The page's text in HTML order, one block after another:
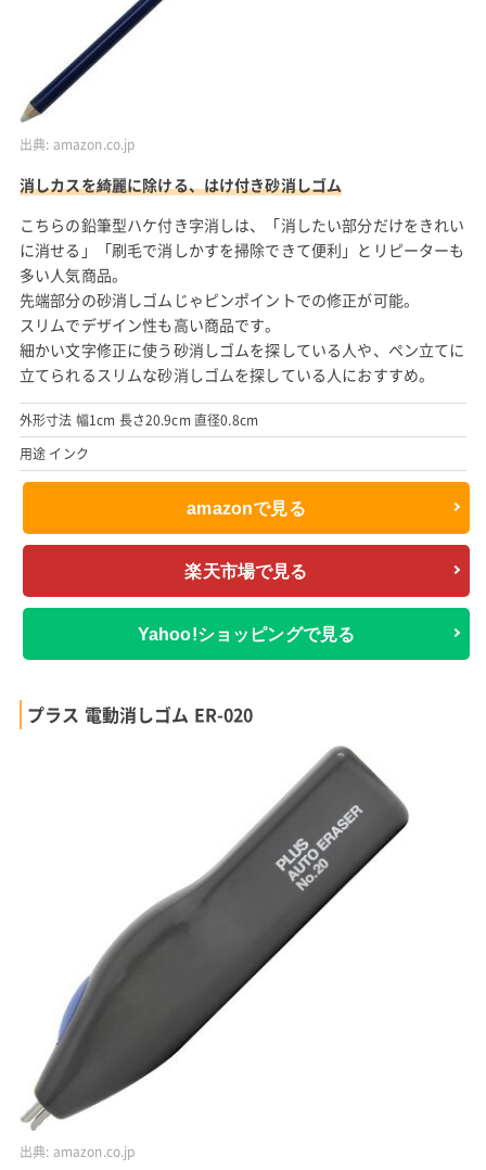
出典: amazon.co.jp
消しカスを綺麗に除ける、はけ付き砂消しゴム
こちらの鉛筆型ハケ付き字消しは、「消したい部分だけをきれい
に消せる」「刷毛で消しかすを掃除できて便利」とリピーターも
多い人気商品。
先端部分の砂消しゴムじゃピンポイントでの修正が可能。
スリムでデザイン性も高い商品です。
細かい文字修正に使う砂消しゴムを探している人や、ペン立てに
立てられるスリムな砂消しゴムを探している人におすすめ。
外形寸法 幅1cm 長さ20.9cm 直径0.8cm
用途 インク
amazonで見る
楽天市場で見る
Yahoo!ショッピングで見る
プラス 電動消しゴム ER-020
出典: amazon.co.jp